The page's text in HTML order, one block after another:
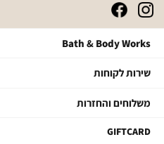
|
באנר
סושיאל
|
באנר
סושיאל
|
באנר
סושיאל
|
באנר
סושיאל
&
Works
Bath & Body Works
תקנון מועדון
מועדון לקוחות
לקוחות
שירות לקוחות
והחזרות
משלוחים והחזרות
משלוחים
GIFTCARD